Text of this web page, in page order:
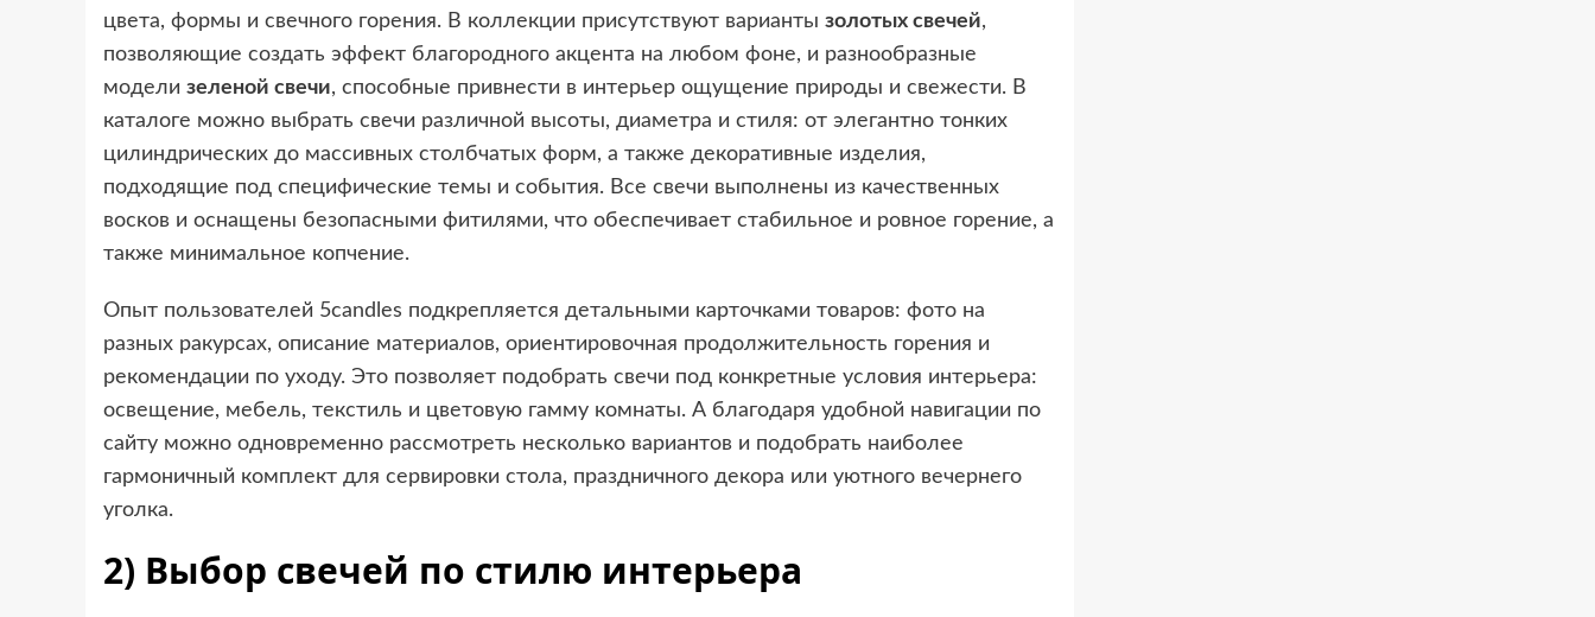
цвета, формы и свечного горения. В коллекции присутствуют варианты золотых свечей,
позволяющие создать эффект благородного акцента на любом фоне, и разнообразные
модели зеленой свечи, способные привнести в интерьер ощущение природы и свежести. В
каталоге можно выбрать свечи различной высоты, диаметра и стиля: от элегантно тонких
цилиндрических до массивных столбчатых форм, а также декоративные изделия,
подходящие под специфические темы и события. Все свечи выполнены из качественных
восков и оснащены безопасными фитилями, что обеспечивает стабильное и ровное горение, а
также минимальное копчение.
Опыт пользователей 5candles подкрепляется детальными карточками товаров: фото на
разных ракурсах, описание материалов, ориентировочная продолжительность горения и
рекомендации по уходу. Это позволяет подобрать свечи под конкретные условия интерьера:
освещение, мебель, текстиль и цветовую гамму комнаты. А благодаря удобной навигации по
сайту можно одновременно рассмотреть несколько вариантов и подобрать наиболее
гармоничный комплект для сервировки стола, праздничного декора или уютного вечернего
уголка.
2) Выбор свечей по стилю интерьера